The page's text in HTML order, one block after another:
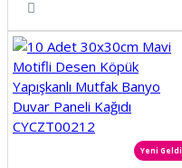
Yeni Geldi